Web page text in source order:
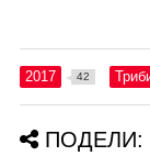
2017 42
ПОДЕЛИ: